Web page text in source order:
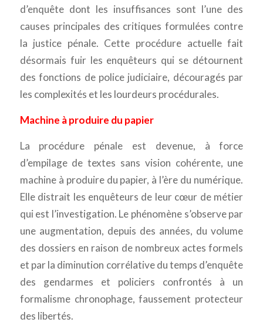
d’enquête dont les insuffisances sont l’une des
causes principales des critiques formulées contre
la justice pénale. Cette procédure actuelle fait
désormais fuir les enquêteurs qui se détournent
des fonctions de police judiciaire, découragés par
les complexités et les lourdeurs procédurales.
Machine à produire du papier
La procédure pénale est devenue, à force
d’empilage de textes sans vision cohérente, une
machine à produire du papier, à l’ère du numérique.
Elle distrait les enquêteurs de leur cœur de métier
qui est l’investigation. Le phénomène s’observe par
une augmentation, depuis des années, du volume
des dossiers en raison de nombreux actes formels
et par la diminution corrélative du temps d’enquête
des gendarmes et policiers confrontés à un
formalisme chronophage, faussement protecteur
des libertés.